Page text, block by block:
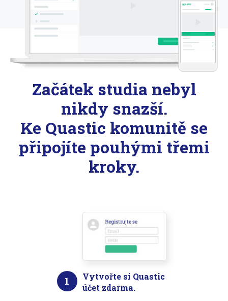
Začátek studia nebyl
nikdy snazší.
Ke Quastic komunitě se
připojíte pouhými třemi
kroky.
1
Vytvořte si Quastic
účet zdarma.